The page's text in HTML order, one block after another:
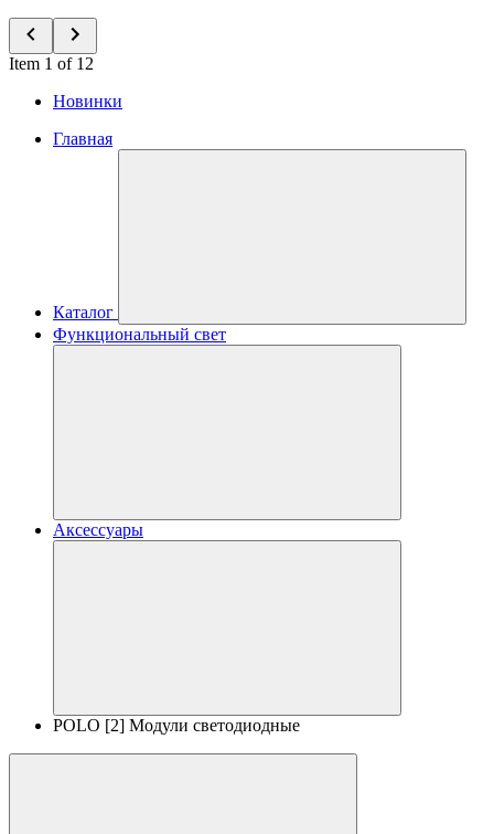
Item 1 of 12
Новинки
Главная
Каталог
Функциональный свет
Аксессуары
POLO [2] Модули светодиодные